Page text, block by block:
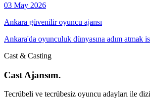
03 May 2026
Ankara güvenilir oyuncu ajansı
Ankara'da oyunculuk dünyasına adım
Cast & Casting
Cast Ajansım.
Tecrübeli ve tecrübesiz oyuncu adayları ile